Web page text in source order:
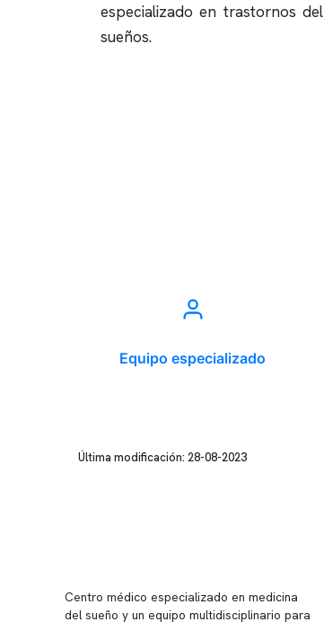
especializado en trastornos
sueños.
Equipo especializado
Última modificación: 28-08-2023
Centro médico especializado en medicina
del sueño y un equipo multidisciplinario para